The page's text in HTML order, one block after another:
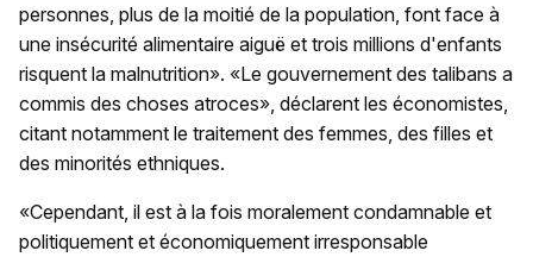
personnes, plus de la moitié de la population, font face à
une insécurité alimentaire aiguë et trois millions d'enfants
risquent la malnutrition». «Le gouvernement des talibans a
commis des choses atroces», déclarent les économistes,
citant notamment le traitement des femmes, des filles et
des minorités ethniques.
«Cependant, il est à la fois moralement condamnable et
politiquement et économiquement irresponsable